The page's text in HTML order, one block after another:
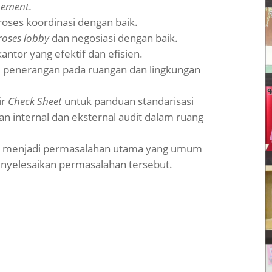
koordinasi dengan baik.
lobbydan negosiasi dengan baik.
yang efektif dan efisien.
pada ruangan dan lingkungan
Check Sheet untuk panduan standarisasi
internal dan eksternal audit dalam ruang
permasalahan utama yang umum
permasalahan tersebut.